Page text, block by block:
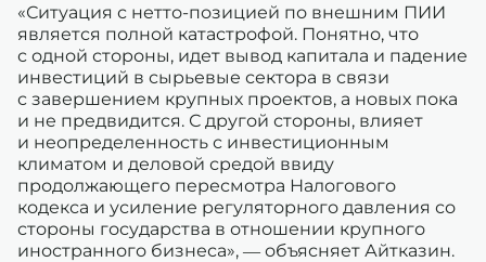
«Ситуация с нетто-позицией по внешним ПИИ
является полной катастрофой. Понятно, что
с одной стороны, идет вывод капитала и падение
инвестиций в сырьевые сектора в связи
с завершением крупных проектов, а новых пока
и не предвидится. С другой стороны, влияет
и неопределенность с инвестиционным
климатом и деловой средой ввиду
продолжающего пересмотра Налогового
кодекса и усиление регуляторного давления со
стороны государства в отношении крупного
иностранного бизнеса», — объясняет Айтказин.